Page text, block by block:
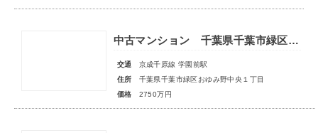
中古マンション 千葉県千葉市緑区おゆみ野中央１丁目
交通
京成千原線 学園前駅
住所
千葉県千葉市緑区おゆみ野中央１丁目
価格
2750万円